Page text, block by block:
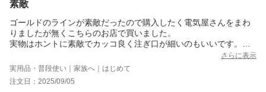
素敵
ゴールドのラインが素敵だったので購入したく電気屋さんをまわ
りましたが無くこちらのお店で買いました。
実物はホントに素敵でカッコ良く注ぎ口が細いのもいいです。
さらに表示
実用品・普段使い｜家族へ｜はじめて
注文日：2025/09/05